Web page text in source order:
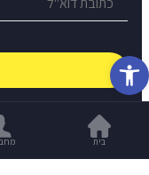
פתח סרגל
בית